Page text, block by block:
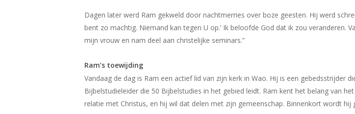
Dagen later werd Ram gekweld door nachtmerries over boze geesten. Hij werd
bent zo machtig. Niemand kan tegen U op.’ Ik beloofde God dat ik zou veranderen.
mijn vrouw en nam deel aan christelijke seminars.”
Ram’s toewijding
Vandaag de dag is Ram een actief lid van zijn kerk in Wao. Hij is een gebedsstrijder
Bijbelstudieleider die 50 Bijbelstudies in het gebied leidt. Ram kent het belang van
relatie met Christus, en hij wil dat delen met zijn gemeenschap. Binnenkort wordt